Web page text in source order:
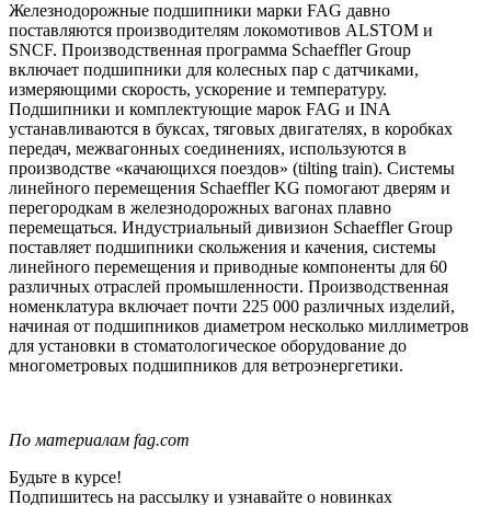
Железнодорожные подшипники марки FAG давно
поставляются производителям локомотивов ALSTOM и
SNCF. Производственная программа Schaeffler Group
включает подшипники для колесных пар с датчиками,
измеряющими скорость, ускорение и температуру.
Подшипники и комплектующие марок FAG и INA
устанавливаются в буксах, тяговых двигателях, в коробках
передач, межвагонных соединениях, используются в
производстве «качающихся поездов» (tilting train). Системы
линейного перемещения Schaeffler KG помогают дверям и
перегородкам в железнодорожных вагонах плавно
перемещаться. Индустриальный дивизион Schaeffler Group
поставляет подшипники скольжения и качения, системы
линейного перемещения и приводные компоненты для 60
различных отраслей промышленности. Производственная
номенклатура включает почти 225 000 различных изделий,
начиная от подшипников диаметром несколько миллиметров
для установки в стоматологическое оборудование до
многометровых подшипников для ветроэнергетики.
По материалам fag.com
Будьте в курсе!
Подпишитесь на рассылку и узнавайте о новинках